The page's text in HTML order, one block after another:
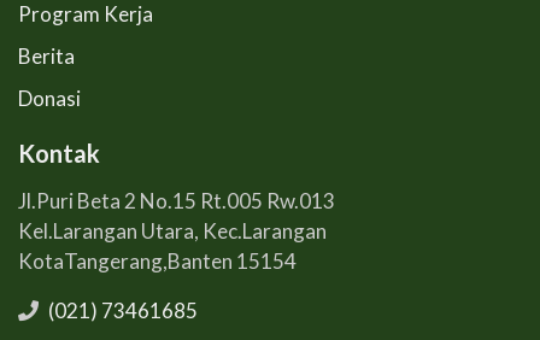
Program Kerja
Berita
Donasi
Kontak
Jl.Puri Beta 2 No.15 Rt.005 Rw.013
Kel.Larangan Utara, Kec.Larangan
KotaTangerang,Banten 15154
(021) 73461685